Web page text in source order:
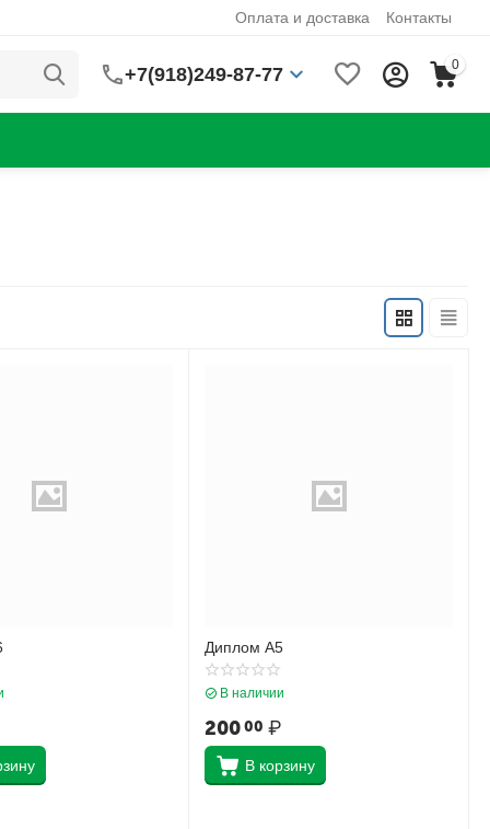
Оплата и доставка Контакты
+7(918)249-87-77 0
Диплом А5
В наличии
20000 ₽
В корзину